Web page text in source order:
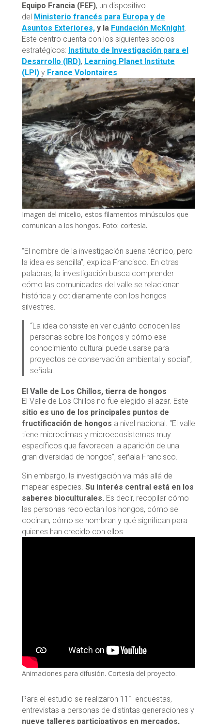
Equipo Francia (FEF), un dispositivo
del Ministerio francés para Europa y de
Asuntos Exteriores,y la Fundación McKnight.
Este centro cuenta con los siguientes socios
estratégicos: Instituto de Investigación para el
Desarrollo (IRD), Learning Planet Institute
(LPI )yFrance Volontaires.
Imagen del micelio, estos filamentos minúsculos que
comunican a los hongos. Foto: cortesía.
“El nombre de la investigación suena técnico, pero
la idea es sencilla”, explica Francisco. En otras
palabras, la investigación busca comprender
cómo las comunidades del valle se relacionan
histórica y cotidianamente con los hongos
silvestres.
“La idea consiste en ver cuánto conocen las
personas sobre los hongos y cómo ese
conocimiento cultural puede usarse para
proyectos de conservación ambiental y social”,
señala.
El Valle de Los Chillos, tierra de hongos
El Valle de Los Chillos no fue elegido al azar. Este
sitio es uno de los principales puntos de
fructificación de hongos a nivel nacional. “El valle
tiene microclimas y microecosistemas muy
específicos que favorecen la aparición de una
gran diversidad de hongos”, señala Francisco.
Sin embargo, la investigación va más allá de
mapear especies. Su interés central está en los
saberes bioculturales. Es decir, recopilar cómo
las personas recolectan los hongos, cómo se
cocinan, cómo se nombran y qué significan para
quienes han crecido con ellos.
Animaciones para difusión. Cortesía del proyecto.
Para el estudio se realizaron 111 encuestas,
entrevistas a personas de distintas generaciones y
nueve talleres participativos en mercados,